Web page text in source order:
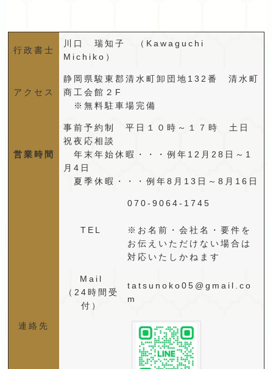
行政書士
川口 瑞知子 （Kawaguchi
Michiko）
アクセス
静岡県駿東郡清水町卸団地132番 清水町
商工会館２F
※無料駐車場完備
営業時間
事前予約制 平日１０時～１７時 土日
祝夜応相談
年末年始休暇・・・例年12月28日～1
月4日
夏季休暇・・・例年8月13日～8月16日
連絡先
TEL
070-9064-1745
※お名前・会社名・要件を
お伝えいただけない場合は
対応いたしかねます
Mail
（24時間受
付）
tatsunoko05@gmail.co
m